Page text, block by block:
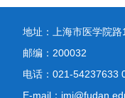
地址：上海市医学院
邮编：200032
电话：021-
E-mail：